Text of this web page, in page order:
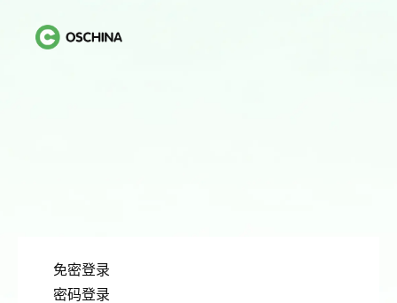
免密登录
密码登录